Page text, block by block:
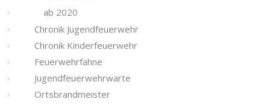
ab 2020
Chronik Jugendfeuerwehr
Chronik Kinderfeuerwehr
Feuerwehrfahne
Jugendfeuerwehrwarte
Ortsbrandmeister